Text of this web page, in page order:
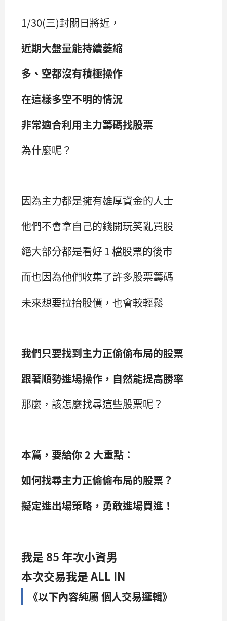
1/30(三)封關日將近，
近期大盤量能持續萎縮
多、空都沒有積極操作
在這樣多空不明的情況
非常適合利用主力籌碼找股票
為什麼呢？
因為主力都是擁有雄厚資金的人士
他們不會拿自己的錢開玩笑亂買股
絕大部分都是看好 1 檔股票的後市
而也因為他們收集了許多股票籌碼
未來想要拉抬股價，也會較輕鬆
我們只要找到主力正偷偷布局的股票
跟著順勢進場操作，自然能提高勝率
那麼，該怎麼找尋這些股票呢？
本篇，要給你 2 大重點：
如何找尋主力正偷偷布局的股票？
擬定進出場策略，勇敢進場買進！
我是 85 年次小資男
本次交易我是 ALL IN
《以下內容純屬 個人交易邏輯》